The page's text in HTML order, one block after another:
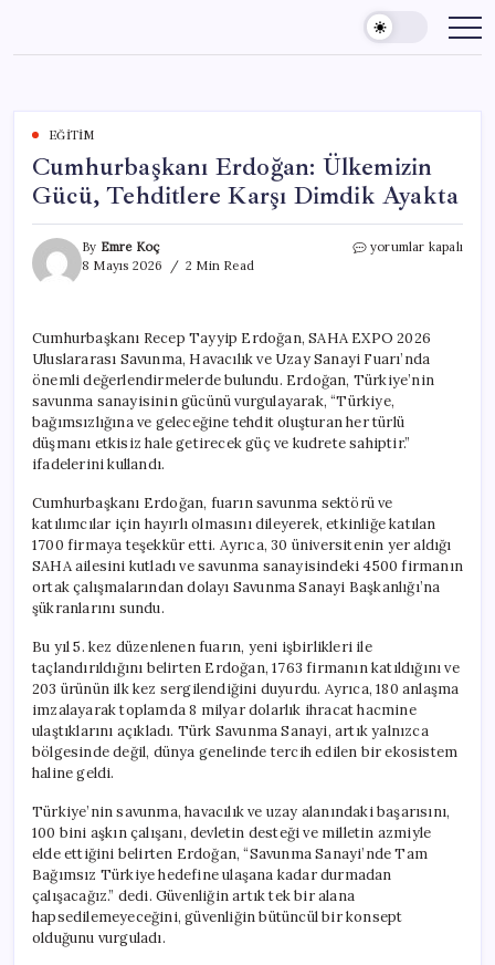
content
EĞITIM
Cumhurbaşkanı Erdoğan: Ülkemizin
Gücü, Tehditlere Karşı Dimdik Ayakta
By Emre Koç
8 Mayıs 2026
2 Min Read
Cumhurbaşkanı
Karşı
Dimdik
Ayakta
için
yorumlar kapalı
Cumhurbaşkanı Recep Tayyip Erdoğan, SAHA EXPO 2026
Uluslararası Savunma, Havacılık ve Uzay Sanayi Fuarı’nda
önemli değerlendirmelerde bulundu. Erdoğan, Türkiye’nin
savunma sanayisinin gücünü vurgulayarak, “Türkiye,
bağımsızlığına ve geleceğine tehdit oluşturan her türlü
düşmanı etkisiz hale getirecek güç ve kudrete sahiptir.”
ifadelerini kullandı.
Cumhurbaşkanı Erdoğan, fuarın savunma sektörü ve
katılımcılar için hayırlı olmasını dileyerek, etkinliğe katılan
1700 firmaya teşekkür etti. Ayrıca, 30 üniversitenin yer aldığı
SAHA ailesini kutladı ve savunma sanayisindeki 4500 firmanın
ortak çalışmalarından dolayı Savunma Sanayi Başkanlığı’na
şükranlarını sundu.
Bu yıl 5. kez düzenlenen fuarın, yeni işbirlikleri ile
taçlandırıldığını belirten Erdoğan, 1763 firmanın katıldığını ve
203 ürünün ilk kez sergilendiğini duyurdu. Ayrıca, 180 anlaşma
imzalayarak toplamda 8 milyar dolarlık ihracat hacmine
ulaştıklarını açıkladı. Türk Savunma Sanayi, artık yalnızca
bölgesinde değil, dünya genelinde tercih edilen bir ekosistem
haline geldi.
Türkiye’nin savunma, havacılık ve uzay alanındaki başarısını,
100 bini aşkın çalışanı, devletin desteği ve milletin azmiyle
elde ettiğini belirten Erdoğan, “Savunma Sanayi’nde Tam
Bağımsız Türkiye hedefine ulaşana kadar durmadan
çalışacağız.” dedi. Güvenliğin artık tek bir alana
hapsedilemeyeceğini, güvenliğin bütüncül bir konsept
olduğunu vurguladı.